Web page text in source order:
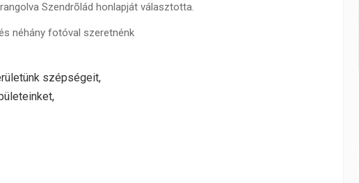
Szendrõlád honlapját választotta.
néhány fotóval szeretnénk
szépségeit,